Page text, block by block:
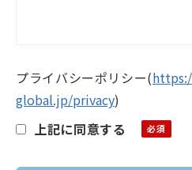
プライバシーポリシー(
global.jp/privacy)
上記に同意する